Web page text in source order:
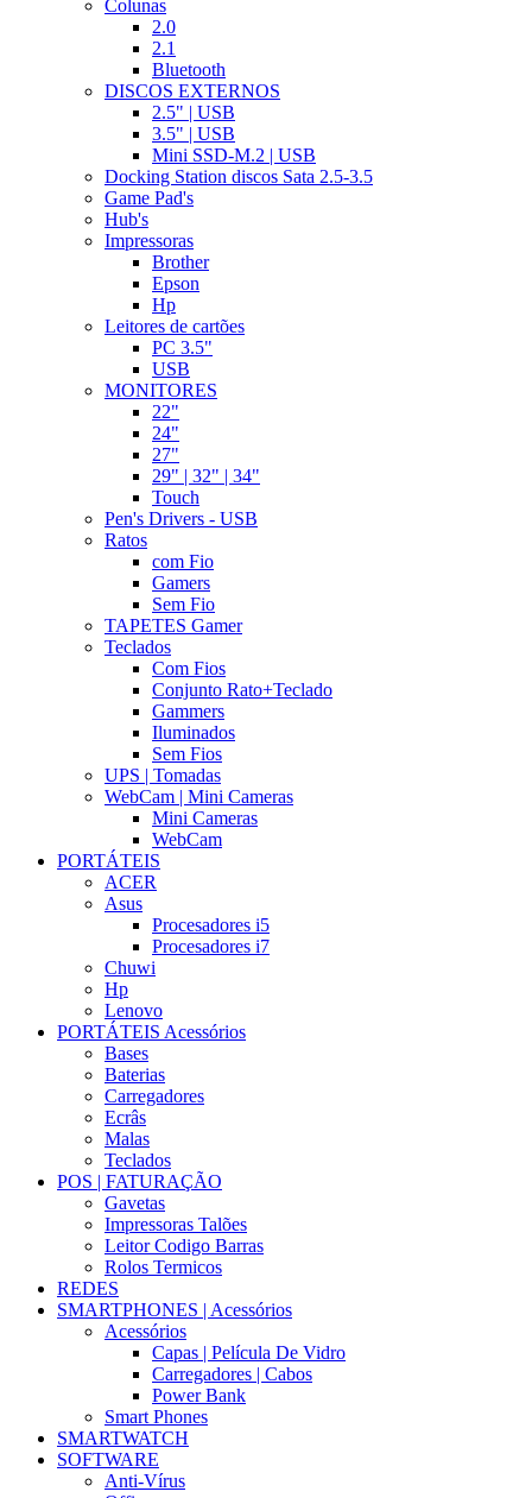
Colunas
2.0
2.1
Bluetooth
DISCOS EXTERNOS
2.5" | USB
3.5" | USB
Mini SSD-M.2 | USB
Docking Station discos Sata 2.5-3.5
Game Pad's
Hub's
Impressoras
Brother
Epson
Hp
Leitores de cartões
PC 3.5"
USB
MONITORES
22"
24"
27"
29" | 32" | 34"
Touch
Pen's Drivers - USB
Ratos
com Fio
Gamers
Sem Fio
TAPETES Gamer
Teclados
Com Fios
Conjunto Rato+Teclado
Gammers
Iluminados
Sem Fios
UPS | Tomadas
WebCam | Mini Cameras
Mini Cameras
WebCam
PORTÁTEIS
ACER
Asus
Procesadores i5
Procesadores i7
Chuwi
Hp
Lenovo
PORTÁTEIS Acessórios
Bases
Baterias
Carregadores
Ecrâs
Malas
Teclados
POS | FATURAÇÃO
Gavetas
Impressoras Talões
Leitor Codigo Barras
Rolos Termicos
REDES
SMARTPHONES | Acessórios
Acessórios
Capas | Película De Vidro
Carregadores | Cabos
Power Bank
Smart Phones
SMARTWATCH
SOFTWARE
Anti-Vírus